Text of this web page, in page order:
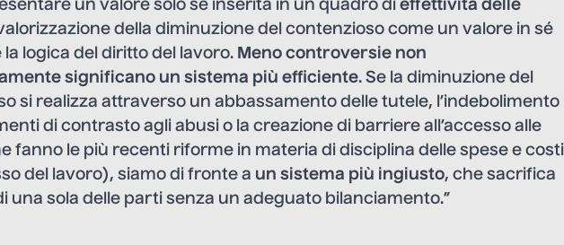
un valore solo se inserita in un quadro di effettività delle
della diminuzione del contenzioso come un valore in sé
logica del diritto del lavoro. Meno controversie non
significano un sistema più efficiente. Se la diminuzione del
si realizza attraverso un abbassamento delle tutele, l’indebolimento
di contrasto agli abusi o la creazione di barriere all’accesso alle
fanno le più recenti riforme in materia di disciplina delle spese e costi
del lavoro), siamo di fronte a un sistema più ingiusto, che sacrifica
una sola delle parti senza un adeguato bilanciamento.”